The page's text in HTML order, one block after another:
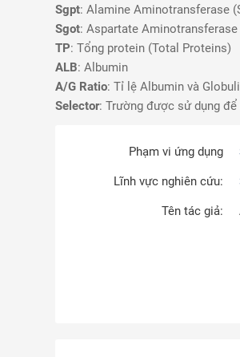
Sgpt: Alamine Aminotransferase
Sgot: Aspartate Aminotransferase
TP: Tổng protein (Total Proteins)
ALB: Albumin
A/G Ratio: Tỉ lệ Albumin và
Selector: Trường được sử dụng để
Phạm vi ứng dụng
Lĩnh vực nghiên cứu:
Tên tác giả: